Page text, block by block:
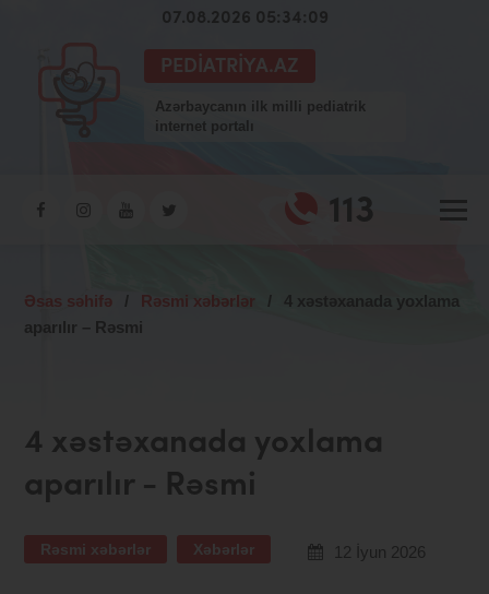
07.08.2026 05:34:10
PEDIATRIYA.AZ
Azərbaycanın ilk milli pediatrik
internet portalı
113
Əsas səhifə / Rəsmi xəbərlər /
4 xəstəxanada yoxlama
aparılır – Rəsmi
4 xəstəxanada yoxlama
aparılır - Rəsmi
Rəsmi xəbərlər Xəbərlər 12 İyun 2026